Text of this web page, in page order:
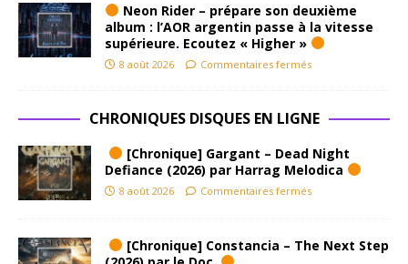
Neon Rider – prépare son deuxième
album : l’AOR argentin passe à la vitesse
supérieure. Ecoutez « Higher »
8 août 2026 Commentaires fermés
CHRONIQUES DISQUES EN LIGNE
[Chronique] Gargant – Dead Night
Defiance (2026) par Harrag Melodica
8 août 2026 Commentaires fermés
[Chronique] Constancia – The Next Step